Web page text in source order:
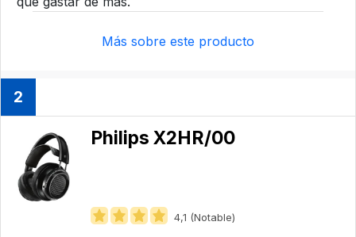
Más sobre este producto
2
Philips ‎X2HR/00
4,1 (Notable)